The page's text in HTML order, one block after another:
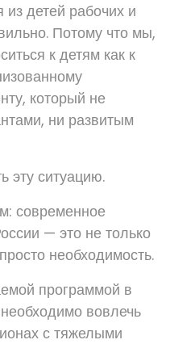
детей рабочих и
Потому что мы,
к детям как к
который не
ни развитым
эту ситуацию.
современное
— это не только
необходимость.
программой в
вовлечь
с тяжелыми